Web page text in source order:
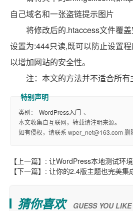
自己域名和一张盗链提示图片
将修改后的.htaccess文件覆
设置为:444只读,既可以防止设置
以增加网站的安全性。
注：本文的方法并不适合所有
类别： WordPress入门 、
本文收集自互联网，转载请注明来源。
如有侵权，请联系 wper_net@163.com 删
【上一篇】: 让WordPress本地测试环
【下一篇】: 让你的2.4版主题也完美集
猜你喜欢 GUESS YOU LIKE